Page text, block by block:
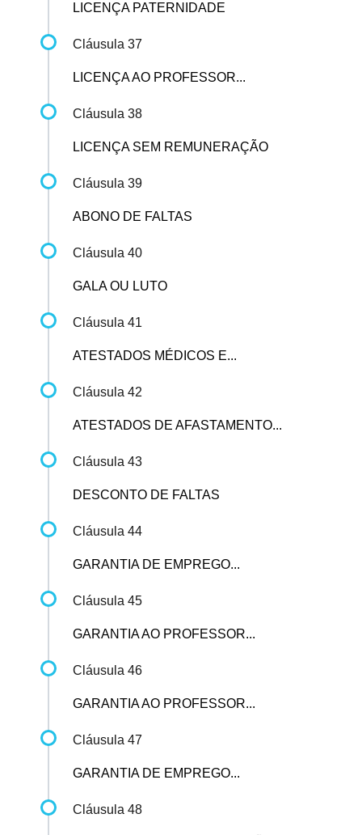
LICENÇA PATERNIDADE
Cláusula 37
LICENÇA AO PROFESSOR...
Cláusula 38
LICENÇA SEM REMUNERAÇÃO
Cláusula 39
ABONO DE FALTAS
Cláusula 40
GALA OU LUTO
Cláusula 41
ATESTADOS MÉDICOS E...
Cláusula 42
ATESTADOS DE AFASTAMENTO...
Cláusula 43
DESCONTO DE FALTAS
Cláusula 44
GARANTIA DE EMPREGO...
Cláusula 45
GARANTIA AO PROFESSOR...
Cláusula 46
GARANTIA AO PROFESSOR...
Cláusula 47
GARANTIA DE EMPREGO...
Cláusula 48